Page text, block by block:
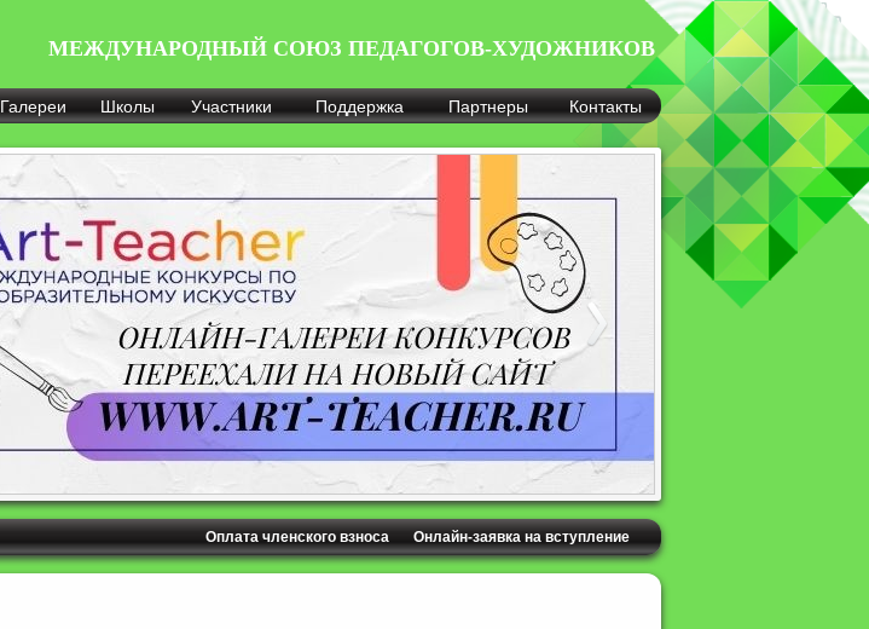
МЕЖДУНАРОДНЫЙ СОЮЗ ПЕДАГОГОВ-ХУДОЖНИКОВ
Галереи Школы Участники Поддержка Партнеры Контакты
Онлайн-заявка на вступление
Оплата членского взноса